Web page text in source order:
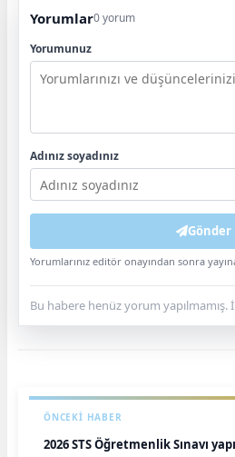
Yorumlar0 yorum
Yorumunuz
Adınız soyadınız
Gönder
Yorumlarınız editör onayından sonra
Bu habere henüz yorum yapılmamış.
ÖNCEKI HABER
2026 STS Öğretmenlik Sınavı